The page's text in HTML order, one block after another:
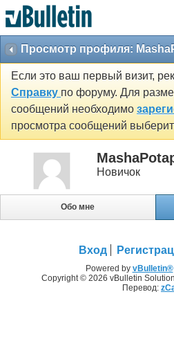
Просмотр профиля:
Если это ваш первый визит,
Справку по форуму. Для
сообщений необходимо
просмотра сообщений
Новичок
Обо мне
Вход
Powered by vBulletin®
Copyright © 2026 vBulletin
Перевод: